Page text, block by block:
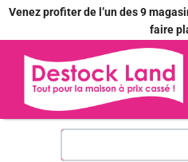
Venez profiter de l’un des 9
faire